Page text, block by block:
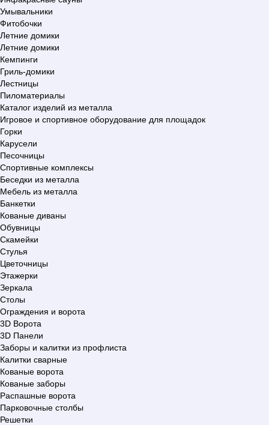
Умывальники
Фитобочки
Летние домики
Летние домики
Кемпинги
Гриль-домики
Лестницы
Пиломатериалы
Каталог изделий из металла
Игровое и спортивное оборудование для площадок
Горки
Карусели
Песочницы
Спортивные комплексы
Беседки из металла
Мебель из металла
Банкетки
Кованые диваны
Обувницы
Скамейки
Стулья
Цветочницы
Этажерки
Зеркала
Столы
Ограждения и ворота
3D Ворота
3D Панели
Заборы и калитки из профлиста
Калитки сварные
Кованые ворота
Кованые заборы
Распашные ворота
Парковочные столбы
Решетки